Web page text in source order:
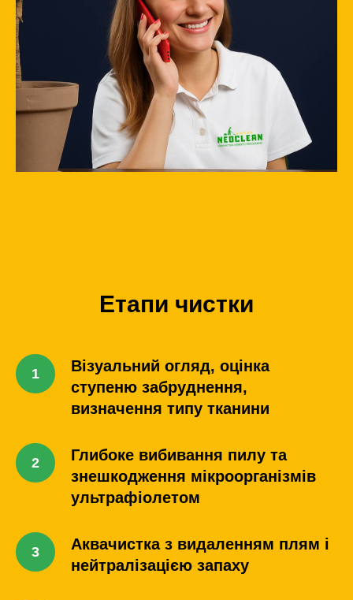
Етапи чистки
Візуальний огляд, оцінка
ступеню забруднення,
визначення типу тканини
Глибоке вибивання пилу та
знешкодження мікроорганізмів
ультрафіолетом
Аквачистка з видаленням плям і
нейтралізацією запаху